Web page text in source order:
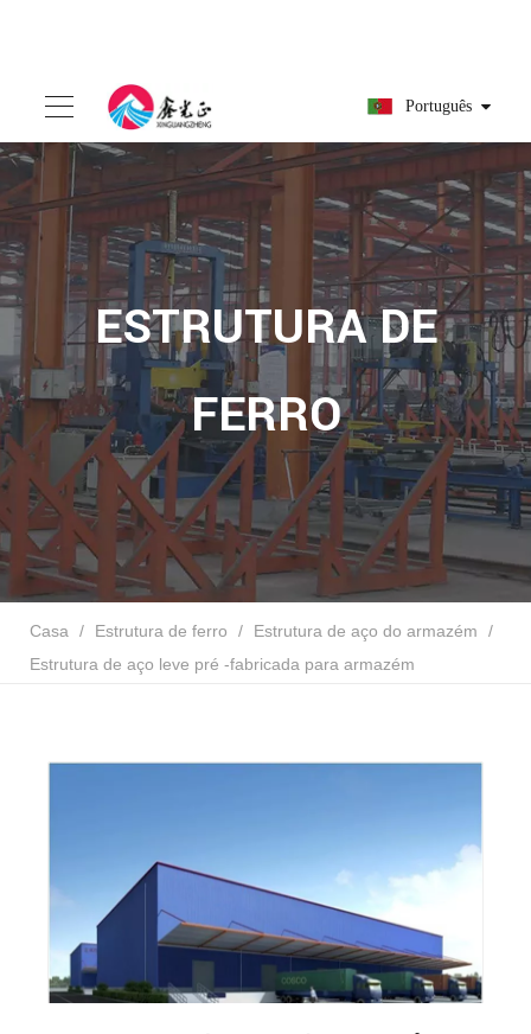
Português
ESTRUTURA DE
FERRO
Casa / Estrutura de ferro / Estrutura de aço do armazém
/
Estrutura de aço leve pré -fabricada para armazém